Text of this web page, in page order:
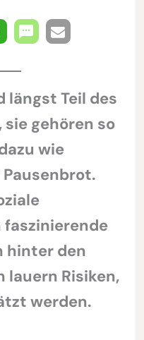
längst Teil des
gehören so
wie
hinter den
lauern Risiken,
werden.